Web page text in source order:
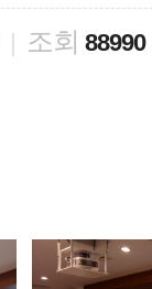
| 조회 88990